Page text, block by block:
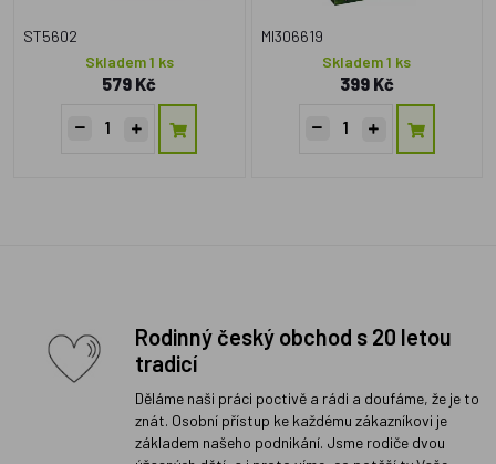
ST5602
Skladem 1 ks
579 Kč
MI306619
Skladem 1 ks
399 Kč
Rodinný český obchod s 20 letou
tradicí
Děláme naši práci poctivě a rádi a doufáme, že je to
znát. Osobní přístup ke každému zákazníkovi je
základem našeho podnikání. Jsme rodiče dvou